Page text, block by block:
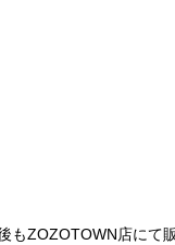
ZOZOTOWN店にて